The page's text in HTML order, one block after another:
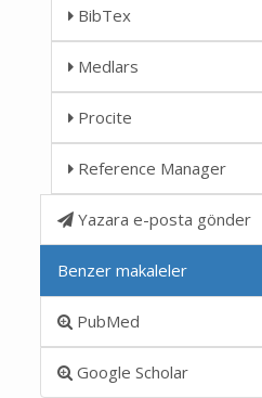
BibTex
Medlars
Procite
Reference Manager
Yazara e-posta gönder
Benzer makaleler
PubMed
Google Scholar